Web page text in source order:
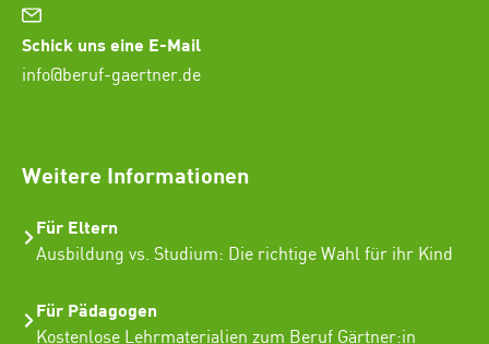
Schick uns eine E-Mail
info@beruf-gaertner.de
Weitere Informationen
Für Eltern
Ausbildung vs. Studium: Die richtige Wahl für ihr Kind
Für Pädagogen
Kostenlose Lehrmaterialien zum Beruf Gärtner:in